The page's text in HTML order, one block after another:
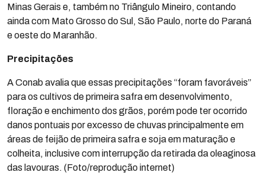
Minas Gerais e, também no Triângulo Mineiro, contando
ainda com Mato Grosso do Sul, São Paulo, norte do Paraná
e oeste do Maranhão.
Precipitações
A Conab avalia que essas precipitações “foram favoráveis”
para os cultivos de primeira safra em desenvolvimento,
floração e enchimento dos grãos, porém pode ter ocorrido
danos pontuais por excesso de chuvas principalmente em
áreas de feijão de primeira safra e soja em maturação e
colheita, inclusive com interrupção da retirada da oleaginosa
das lavouras. (Foto/reprodução internet)